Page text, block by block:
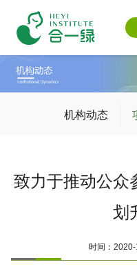
机构动态
致力于推动公众
划
时间：